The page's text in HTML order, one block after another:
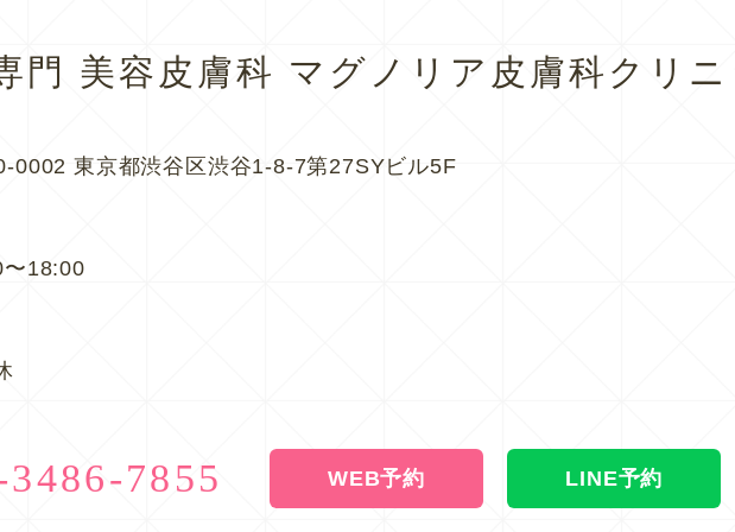
門 美容皮膚科 マグノリア皮膚科クリ
0002 東京都渋谷区渋谷1-8-7第27SYビル5F
18:00
3486-7855 WEB予約 LINE予約